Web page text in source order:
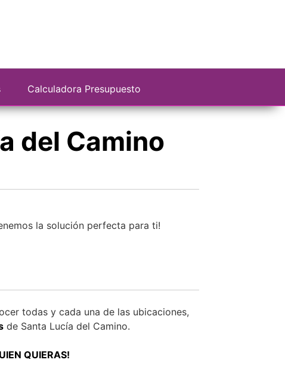
Calculadora Presupuesto
del Camino
la solución perfecta para ti!
todas y cada una de las ubicaciones,
de Santa Lucía del Camino.
QUIERAS!